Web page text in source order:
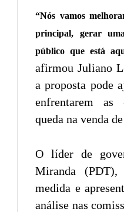
“Nós vamos
principal, gerar
público que está
afirmou Juliano
a proposta pode
enfrentarem as
queda na venda
O líder de
Miranda (PDT),
medida e
análise nas